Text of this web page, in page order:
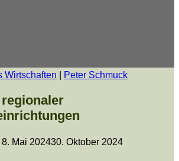
Wirtschaften Peter Schmuck
8. Mai 202430. Oktober 2024